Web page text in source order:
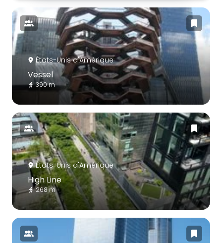
États-Unis d'Amérique
Vessel
390 m
États-Unis d'Amérique
High Line
268 m